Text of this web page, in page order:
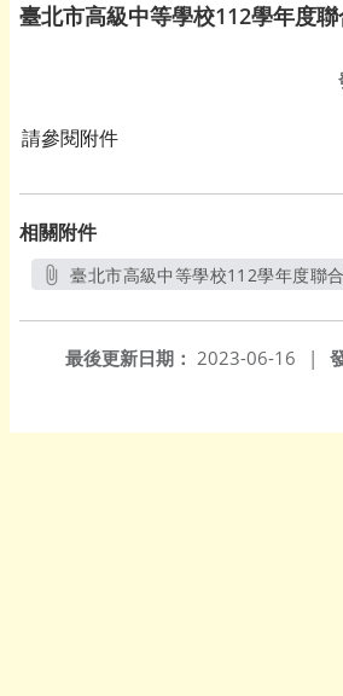
臺北市高級中等學校112學年度
請參閱附件
相關附件
臺北市高級中等學校112學年度聯
最後更新日期： 2023-06-16
|